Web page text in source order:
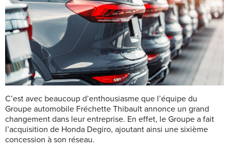
C’est avec beaucoup d’enthousiasme que l’équipe du
Groupe automobile Fréchette Thibault annonce un grand
changement dans leur entreprise. En effet, le Groupe a fait
l’acquisition de Honda Degiro, ajoutant ainsi une sixième
concession à son réseau.